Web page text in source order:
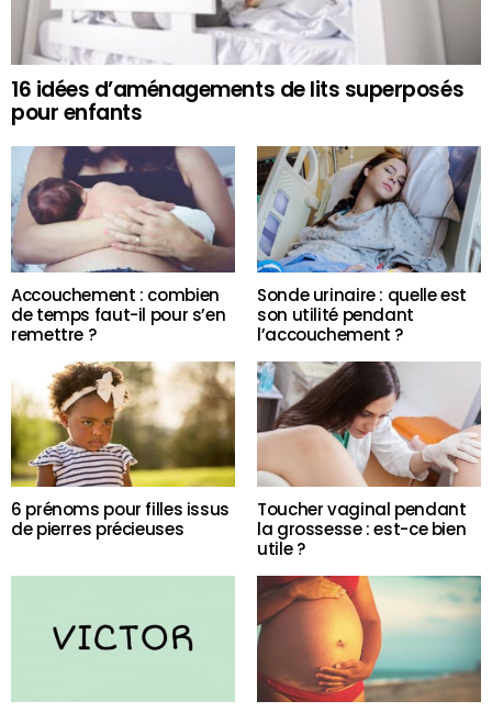
16 idées d’aménagements de lits superposés
pour enfants
Accouchement : combien
de temps faut-il pour s’en
remettre ?
Sonde urinaire : quelle est
son utilité pendant
l’accouchement ?
6 prénoms pour filles issus
de pierres précieuses
Toucher vaginal pendant
la grossesse : est-ce bien
utile ?